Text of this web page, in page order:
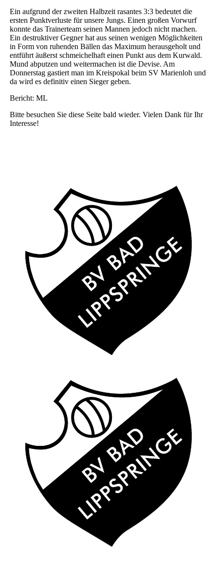
Ein aufgrund der zweiten Halbzeit rasantes 3:3 bedeutet die
ersten Punktverluste für unsere Jungs. Einen großen Vorwurf
konnte das Trainerteam seinen Mannen jedoch nicht machen.
Ein destruktiver Gegner hat aus seinen wenigen Möglichkeiten
in Form von ruhenden Bällen das Maximum herausgeholt und
entführt äußerst schmeichelhaft einen Punkt aus dem Kurwald.
Mund abputzen und weitermachen ist die Devise. Am
Donnerstag gastiert man im Kreispokal beim SV Marienloh und
da wird es definitiv einen Sieger geben.
Bericht: ML
Bitte besuchen Sie diese Seite bald wieder. Vielen Dank für Ihr
Interesse!